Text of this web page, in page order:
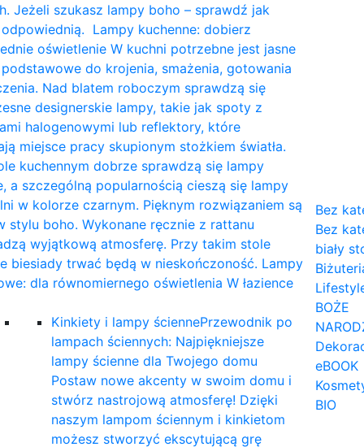
Jeżeli szukasz lampy boho – sprawdź jak
Lampy kuchenne: dobierz
oświetlenie W kuchni potrzebne jest jasne
podstawowe do krojenia, smażenia, gotowania
Nad blatem roboczym sprawdzą się
designerskie lampy, takie jak spoty z
halogenowymi lub reflektory, które
miejsce pracy skupionym stożkiem światła.
kuchennym dobrze sprawdzą się lampy
a szczególną popularnością cieszą się lampy
w kolorze czarnym. Pięknym rozwiązaniem są
stylu boho. Wykonane ręcznie z rattanu
wyjątkową atmosferę. Przy takim stole
biesiady trwać będą w nieskończoność. Lampy
dla równomiernego oświetlenia W łazience
Kinkiety i lampy ściennePrzewodnik po
lampach ściennych: Najpiękniejsze
lampy ścienne dla Twojego domu
Postaw nowe akcenty w swoim domu i
stwórz nastrojową atmosferę! Dzięki
naszym lampom ściennym i kinkietom
możesz stworzyć ekscytującą grę
Bez
Bez
biały
BOŻE
eBOOK
BIO